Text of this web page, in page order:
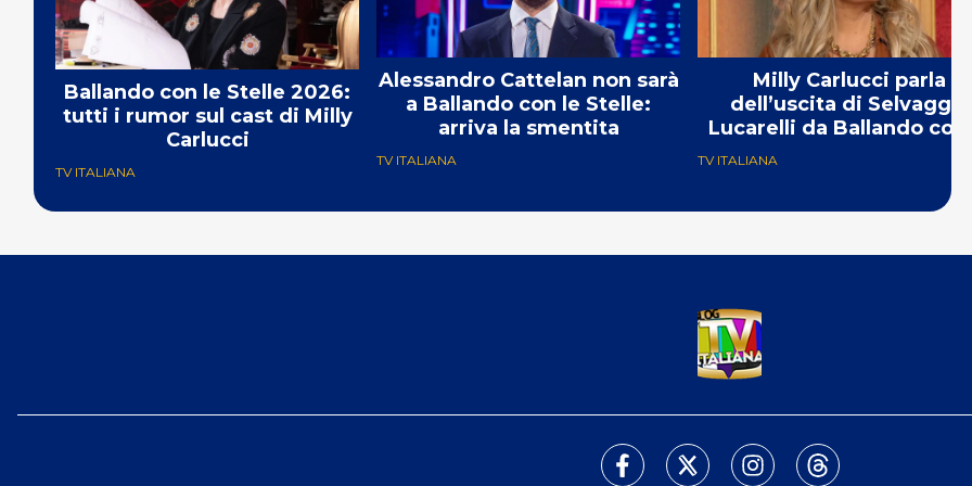
Ballando con le Stelle 2026:
tutti i rumor sul cast di Milly
Carlucci
TV ITALIANA
Alessandro Cattelan non sarà
a Ballando con le Stelle:
arriva la smentita
TV ITALIANA
Milly Carlucci parla
dell’uscita di Selvaggia
Lucarelli da Ballando con
TV ITALIANA